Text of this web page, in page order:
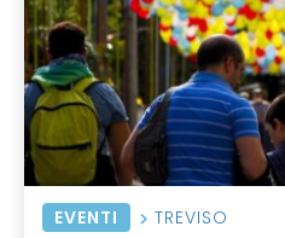
EVENTI TREVISO